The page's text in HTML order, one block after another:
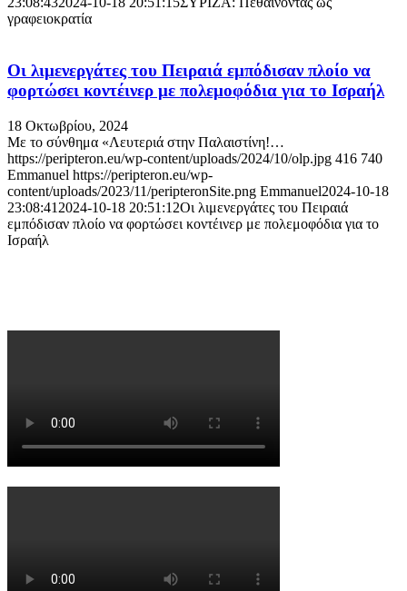
γραφειοκρατία
Οι λιμενεργάτες του Πειραιά εμπόδισαν πλοίο να
φορτώσει κοντέινερ με πολεμοφόδια για το Ισραήλ
18 Οκτωβρίου, 2024
Με το σύνθημα «Λευτεριά στην Παλαιστίνη!…
https://peripteron.eu/wp-content/uploads/2024/10/olp.jpg 416 740
Emmanuel https://peripteron.eu/wp-
content/uploads/2023/11/peripteronSite.png Emmanuel2024-10-18
23:08:41 2024-10-18 20:51:12Οι λιμενεργάτες του Πειραιά
εμπόδισαν πλοίο να φορτώσει κοντέινερ με πολεμοφόδια για το
Ισραήλ